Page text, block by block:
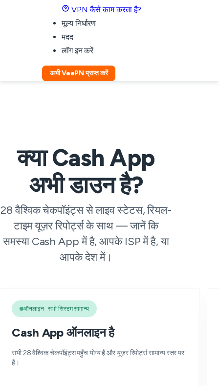
VPN कैसे काम करता है?
मूल्य निर्धारण
मदद
लॉग इन करें
अभी VeePN प्राप्त करें
क्या Cash App
अभी डाउन है?
28 वैश्विक चेकपॉइंट्स से लाइव स्टेटस, रियल-
टाइम यूज़र रिपोर्ट्स के साथ — जानें कि
समस्या Cash App में है, आपके ISP में है, या
आपके देश में।
ऑनलाइन · सभी सिस्टम सामान्य
Cash App ऑनलाइन है
सभी 28 वैश्विक चेकपॉइंट्स पहुँच योग्य हैं और यूज़र रिपोर्ट्स सामान्य स्तर पर
हैं।